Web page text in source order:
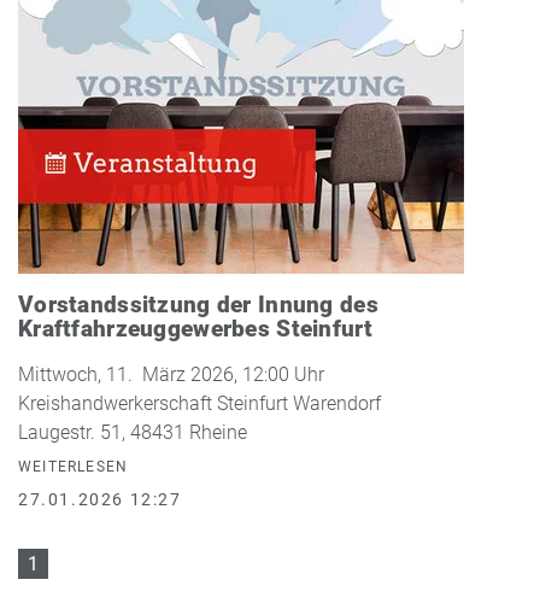
Vorstandssitzung der Innung des
Kraftfahrzeuggewerbes Steinfurt
Mittwoch, 11. März 2026, 12:00 Uhr
Kreishandwerkerschaft Steinfurt Warendorf
Laugestr. 51, 48431 Rheine
WEITERLESEN
27.01.2026 12:27
1